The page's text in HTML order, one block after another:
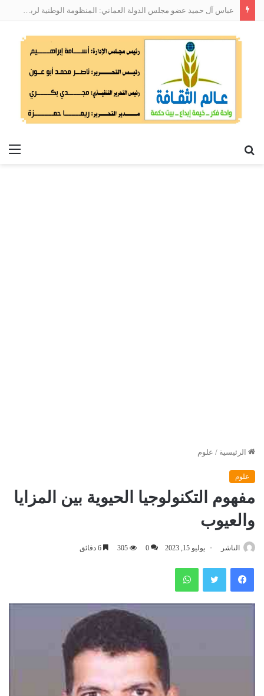
عباس آل حميد عضو مجلس الدولة العماني: المنظومة الوطنية لربط التوظيف بالمهارات تعالج البطالة من جذورها
الرئيسية / علوم
علوم
مفهوم التكنولوجيا الحيوية بين المزايا
والعيوب
الناشر يوليو 15, 2023 0
305
فيسبوك تويتر واتساب